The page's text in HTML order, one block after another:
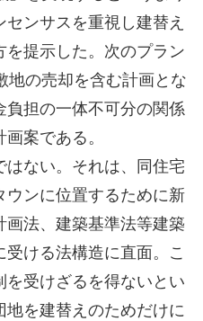
ンサスを重視し建替え
提示した。次のプラン
地の売却を含む計画とな
負担の一体不可分の関係
案である。
ない。それは、同住宅
ウンに位置するために新
法、建築基準法等建築
ける法構造に直面。こ
を受けざるを得ないとい
地を建替えのためだけに